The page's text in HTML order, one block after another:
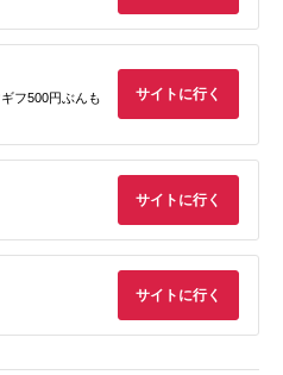
フ500円ぶんも
サイトに行く
サイトに行く
サイトに行く